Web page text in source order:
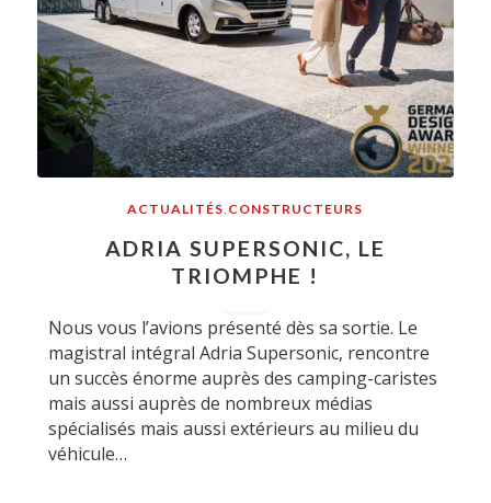
ACTUALITÉS, CONSTRUCTEURS
ADRIA SUPERSONIC, LE
TRIOMPHE !
Nous vous l’avions présenté dès sa sortie. Le
magistral intégral Adria Supersonic, rencontre
un succès énorme auprès des camping-caristes
mais aussi auprès de nombreux médias
spécialisés mais aussi extérieurs au milieu du
véhicule…